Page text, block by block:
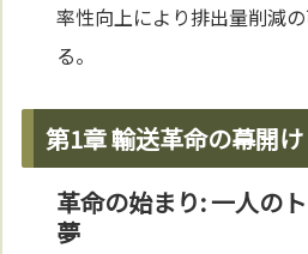
率性向上により排出量削減
る。
第1章 輸送革命の幕開け
革命の始まり: 一人の
夢